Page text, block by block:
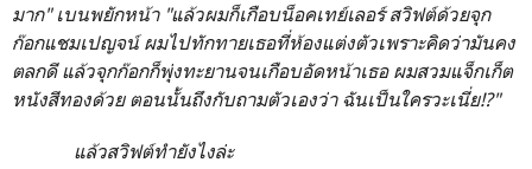
มาก" เบนพยักหน้า "แล้วผมก็เกือบน็อคเทย์เลอร์ สวิฟต์ด้วยจุก
ก๊อกแชมเปญจน์ ผมไปทักทายเธอที่ห้องแต่งตัวเพราะคิดว่ามันคง
ตลกดี แล้วจุกก๊อกก็พุ่งทะยานจนเกือบอัดหน้าเธอ ผมสวมแจ็กเก็ต
หนังสีทองด้วย ตอนนั้นถึงกับถามตัวเองว่า ฉันเป็นใครวะเนี่ย!?"
แล้วสวิฟต์ทำยังไงล่ะ